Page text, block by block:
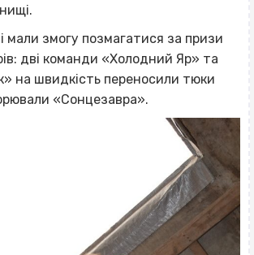
мали змогу позмагатися за призи
дві команди «Холодний Яр» та
на швидкість переносили тюки
«Сонцезавра».